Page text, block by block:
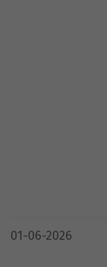
01-06-2026